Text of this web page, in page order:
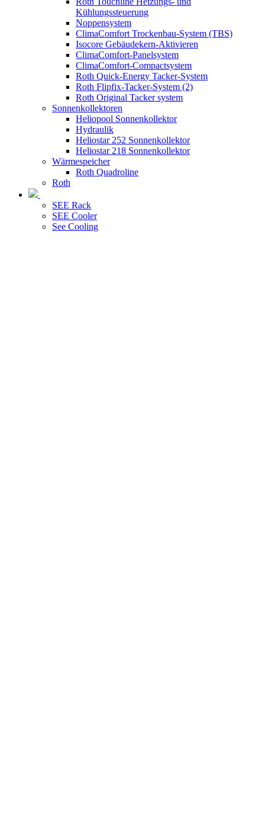
Kühlungssteuerung
Noppensystem
ClimaComfort Trockenbau-System (TBS)
Isocore Gebäudekern-Aktivieren
ClimaComfort-Panelsystem
ClimaComfort-Compactsystem
Roth Quick-Energy Tacker-System
Roth Flipfix-Tacker-System (2)
Roth Original Tacker system
Sonnenkollektoren
Heliopool Sonnenkollektor
Hydraulik
Heliostar 252 Sonnenkollektor
Heliostar 218 Sonnenkollektor
Wärmespeicher
Roth Quadroline
Roth
SEE Rack
SEE Cooler
See Cooling